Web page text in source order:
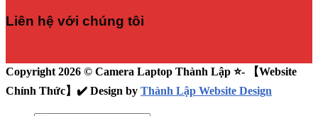
Liên hệ với chúng tôi
Copyright 2026 © Camera Laptop Thành Lập ⭐️- 【Website
Chính Thức】✔️ Design by Thành Lập Website Design